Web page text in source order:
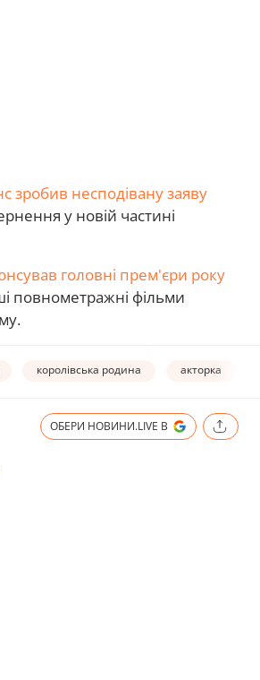
зробив несподівану заяву
у новій частині
головні прем'єри року
повнометражні фільми
королівська родина акторка
ОБЕРИ НОВИНИ.LIVE В